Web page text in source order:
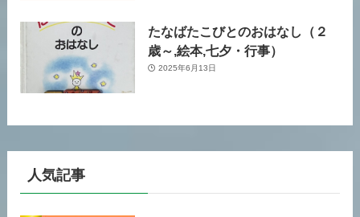
たなばたこびとのおはなし（２
歳～,絵本,七夕・行事）
2025年6月13日
人気記事